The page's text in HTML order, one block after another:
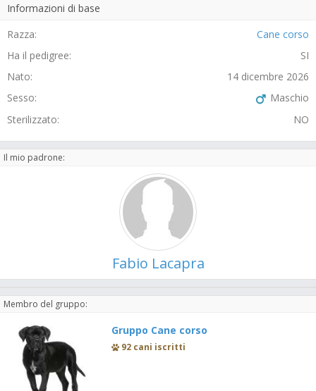
Informazioni di base
Razza:
Cane corso
Ha il pedigree:
SI
Nato:
14 dicembre 2026
Sesso:
Maschio
Sterilizzato:
NO
Il mio padrone:
Fabio Lacapra
Membro del gruppo:
Gruppo Cane corso
92 cani iscritti